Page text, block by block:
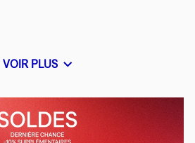
VOIR PLUS
ET
HORAIRES
D'OUVERTURE
DU
MAGASIN